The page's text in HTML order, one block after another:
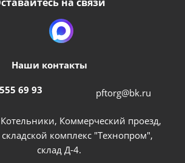
Наши контакты
69 93 pftorg@bk.ru
Котельники, Коммерческий проезд,
складской комплекс "Технопром",
склад Д-4.